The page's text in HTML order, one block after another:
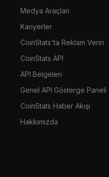
Medya Araçları
Kariyerler
CoinStats'ta Reklam Verin
CoinStats API
API Belgeleri
Genel API Gösterge Paneli
CoinStats Haber Akışı
Hakkımızda